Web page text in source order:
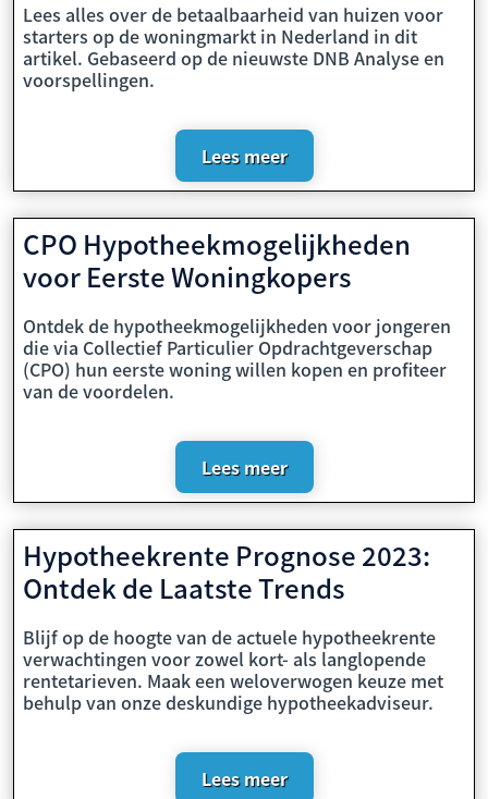
Lees alles over de betaalbaarheid van huizen voor
starters op de woningmarkt in Nederland in dit
artikel. Gebaseerd op de nieuwste DNB Analyse en
voorspellingen.
Lees meer
CPO Hypotheekmogelijkheden
voor Eerste Woningkopers
Ontdek de hypotheekmogelijkheden voor jongeren
die via Collectief Particulier Opdrachtgeverschap
(CPO) hun eerste woning willen kopen en profiteer
van de voordelen.
Lees meer
Hypotheekrente Prognose 2023:
Ontdek de Laatste Trends
Blijf op de hoogte van de actuele hypotheekrente
verwachtingen voor zowel kort- als langlopende
rentetarieven. Maak een weloverwogen keuze met
behulp van onze deskundige hypotheekadviseur.
Lees meer